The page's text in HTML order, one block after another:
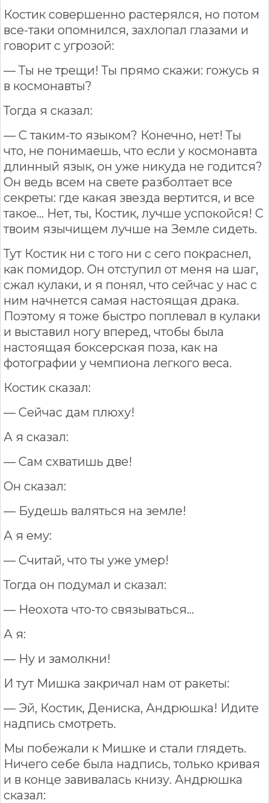
Костик совершенно растерялся, но потом
все-таки опомнился, захлопал глазами и
говорит с угрозой:
— Ты не трещи! Ты прямо скажи: гожусь я
в космонавты?
Тогда я сказал:
— С таким-то языком? Конечно, нет! Ты
что, не понимаешь, что если у космонавта
длинный язык, он уже никуда не годится?
Он ведь всем на свете разболтает все
секреты: где какая звезда вертится, и все
такое... Нет, ты, Костик, лучше успокойся! С
твоим язычищем лучше на Земле сидеть.
Тут Костик ни с того ни с сего покраснел,
как помидор. Он отступил от меня на шаг,
сжал кулаки, и я понял, что сейчас у нас с
ним начнется самая настоящая драка.
Поэтому я тоже быстро поплевал в кулаки
и выставил ногу вперед, чтобы была
настоящая боксерская поза, как на
фотографии у чемпиона легкого веса.
Костик сказал:
— Сейчас дам плюху!
А я сказал:
— Сам схватишь две!
Он сказал:
— Будешь валяться на земле!
А я ему:
— Считай, что ты уже умер!
Тогда он подумал и сказал:
— Неохота что-то связываться...
А я:
— Ну и замолкни!
И тут Мишка закричал нам от ракеты:
— Эй, Костик, Дениска, Андрюшка! Идите
надпись смотреть.
Мы побежали к Мишке и стали глядеть.
Ничего себе была надпись, только кривая
и в конце завивалась книзу. Андрюшка
сказал: